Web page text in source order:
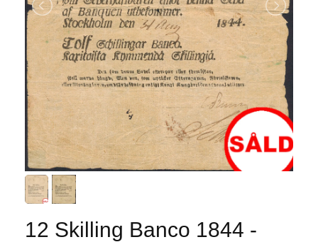
12 Skilling Banco 1844 -